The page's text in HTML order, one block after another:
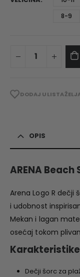
8-9
DODAJ U LISTA
OPIS
ARENA Beach
Arena Logo R dečji
i udobnost
Mekan i lagan
osećaj tokom
Dečji šorc za